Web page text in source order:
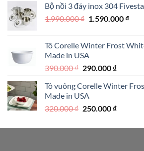
1.950.000 ₫.là:
Bộ nồi 3 đáy inox 304
1.990.000₫ Giá
1.990.000 ₫.
1.590.000 ₫Giá
là:
Tô Corelle Winter Frost
Made in USA
390.000₫ Giá
là:
390.000 ₫.
290.000 ₫Giá
tại
290.000
Tô vuông Corelle Winter
Made in USA
320.000₫ Giá
là:
250.000 ₫Giá
tại